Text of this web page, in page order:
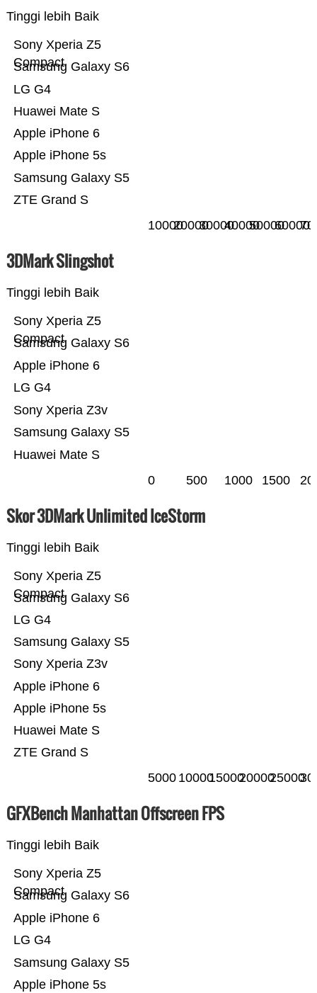
Tinggi lebih Baik
ZTE Grand S
Samsung Galaxy S5
Apple iPhone 5s
Apple iPhone 6
Huawei Mate S
LG G4
Samsung Galaxy S6
Sony Xperia Z5
Compact
100002000030000400005000060000
3DMark Slingshot
Tinggi lebih Baik
Huawei Mate S
Samsung Galaxy S5
Sony Xperia Z3v
LG G4
Apple iPhone 6
Samsung Galaxy S6
Sony Xperia Z5
Compact
0 500 1000 1500
Skor 3DMark Unlimited IceStorm
Tinggi lebih Baik
ZTE Grand S
Huawei Mate S
Apple iPhone 5s
Apple iPhone 6
Sony Xperia Z3v
Samsung Galaxy S5
LG G4
Samsung Galaxy S6
Sony Xperia Z5
Compact
5000 10000150002000025000
GFXBench Manhattan Offscreen FPS
Tinggi lebih Baik
Apple iPhone 5s
Samsung Galaxy S5
LG G4
Apple iPhone 6
Samsung Galaxy S6
Sony Xperia Z5
Compact